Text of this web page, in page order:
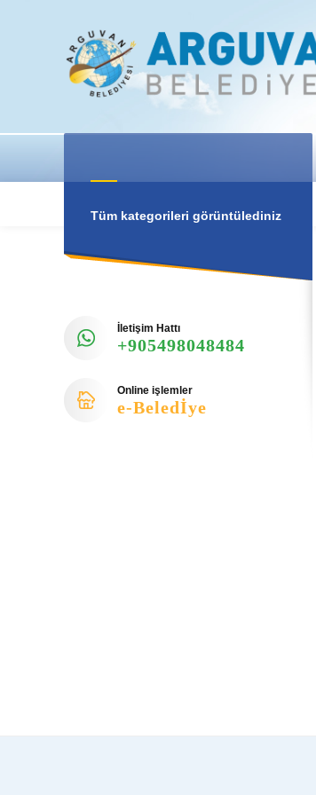
Tüm kategorileri görüntülediniz
İletişim Hattı
+905498048484
Online işlemler
e-Beledİye